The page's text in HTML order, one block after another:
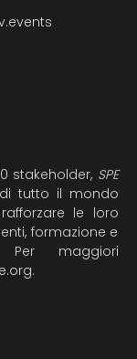
stakeholder, SPE
tutto il mondo
le loro
formazione e
Per maggiori
.